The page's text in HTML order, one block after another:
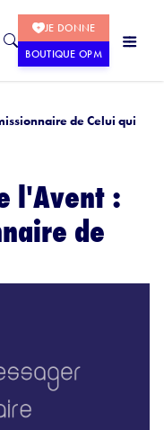
JE DONNE
BOUTIQUE OPM
de Celui qui
l'Avent :
de